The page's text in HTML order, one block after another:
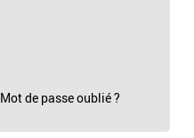
Mot de passe oublié ?